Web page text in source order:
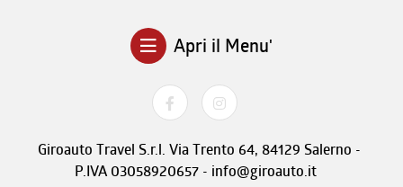
Apri il Menu'
Giroauto Travel S.r.l. Via Trento 64, 84129 Salerno -
P.IVA 03058920657 - info@giroauto.it